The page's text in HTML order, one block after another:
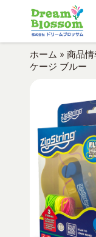
ホーム » 商品情
ケージ ブルー